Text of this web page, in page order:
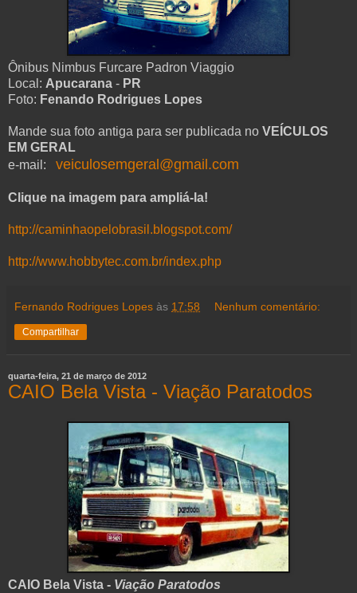
Ônibus Nimbus Furcare Padron Viaggio
Local: Apucarana - PR
Foto: Fenando Rodrigues Lopes
Mande sua foto antiga para ser publicada no VEÍCULOS
EM GERAL
e-mail: veiculosemgeral@gmail.com
Clique na imagem para ampliá-la!
http://caminhaopelobrasil.blogspot.com/
http://www.hobbytec.com.br/index.php
Fernando Rodrigues Lopes às 17:58 Nenhum comentário:
Compartilhar
quarta-feira, 21 de março de 2012
CAIO Bela Vista - Viação Paratodos
CAIO Bela Vista - Viação Paratodos